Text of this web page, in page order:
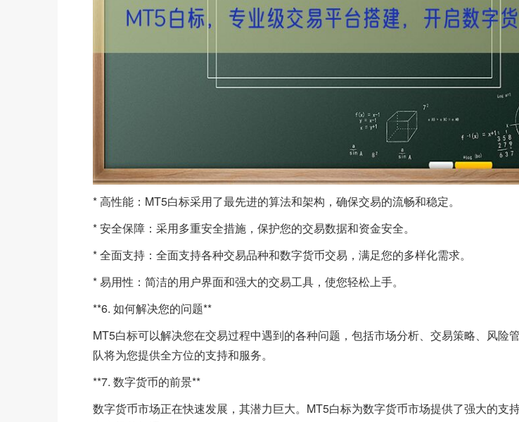
* 高性能：MT5白标采用了最先进的算法和架构，确保交易的流畅和稳定。
* 安全保障：采用多重安全措施，保护您的交易数据和资金安全。
* 全面支持：全面支持各种交易品种和数字货币交易，满足您的多样化需求。
* 易用性：简洁的用户界面和强大的交易工具，使您轻松上手。
**6. 如何解决您的问题**
MT5白标可以解决您在交易过程中遇到的各种问题，包括市场分析、交易策略、风险
队将为您提供全方位的支持和服务。
**7. 数字货币的前景**
数字货币市场正在快速发展，其潜力巨大。MT5白标为数字货币市场提供了强大的支